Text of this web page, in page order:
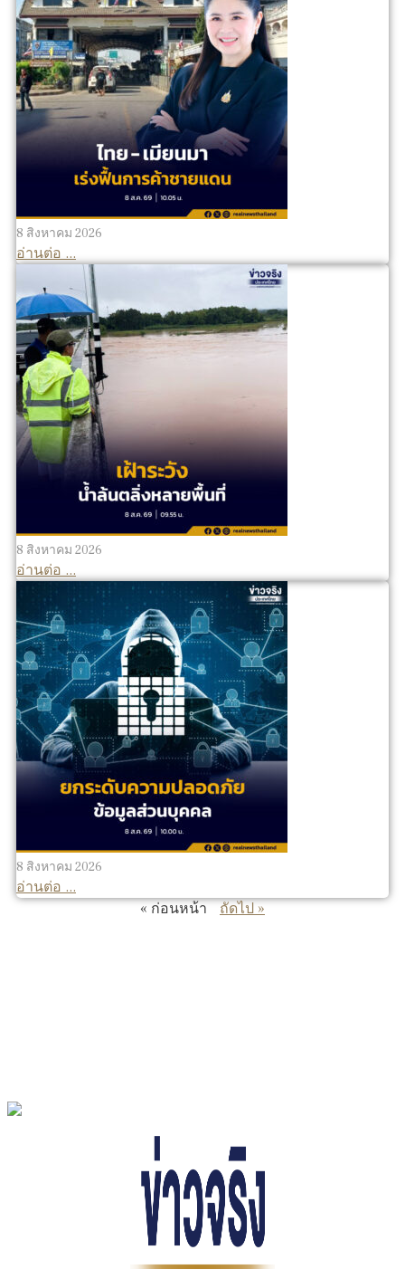
8 สิงหาคม 2026
อ่านต่อ ...
8 สิงหาคม 2026
อ่านต่อ ...
8 สิงหาคม 2026
อ่านต่อ ...
« ก่อนหน้า
ถัดไป »